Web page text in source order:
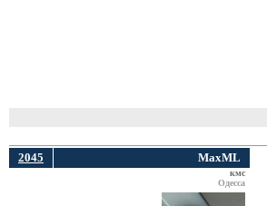
2045 MaxML
кмс
Одесса